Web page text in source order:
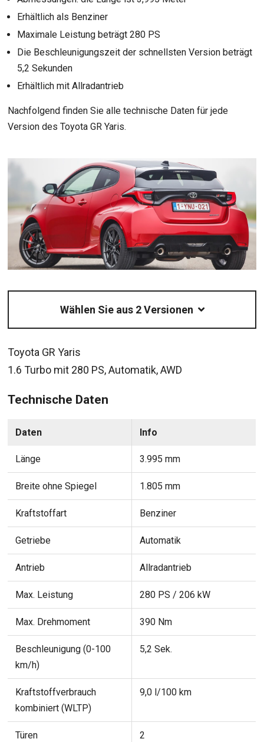
Erhältlich als Benziner
Maximale Leistung beträgt 280 PS
Die Beschleunigungszeit der schnellsten Version beträgt
5,2 Sekunden
Erhältlich mit Allradantrieb
Nachfolgend finden Sie alle technische Daten für jede
Version des Toyota GR Yaris.
Toyota GR Yaris
1.6 Turbo mit 280 PS, Automatik, AWD
Technische Daten
Daten Info
Länge 3.995 mm
Breite ohne Spiegel 1.805 mm
Kraftstoffart Benziner
Getriebe Automatik
Antrieb Allradantrieb
Max. Leistung 280 PS / 206 kW
Max. Drehmoment 390 Nm
Beschleunigung (0-100
km/h)
5,2 Sek.
Kraftstoffverbrauch
kombiniert (WLTP)
9,0 l/100 km
Türen 2